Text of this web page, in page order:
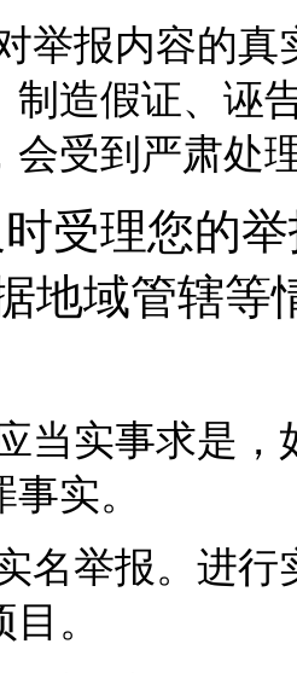
制造假证、诬
会受到严肃处
地域管辖等
实。
。